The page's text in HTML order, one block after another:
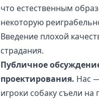
что естественным
некоторую
Введение плохой
страдания.
Публичное
проектирования. Нас
игроки собаку съели на